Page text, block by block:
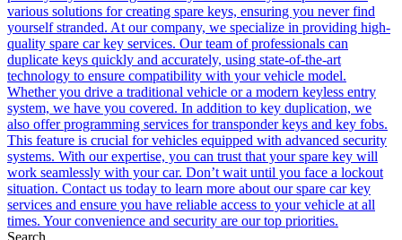
various solutions for creating spare keys, ensuring you never find
yourself stranded. At our company, we specialize in providing high-
quality spare car key services. Our team of professionals can
duplicate keys quickly and accurately, using state-of-the-art
technology to ensure compatibility with your vehicle model.
Whether you drive a traditional vehicle or a modern keyless entry
system, we have you covered. In addition to key duplication, we
also offer programming services for transponder keys and key fobs.
This feature is crucial for vehicles equipped with advanced security
systems. With our expertise, you can trust that your spare key will
work seamlessly with your car. Don’t wait until you face a lockout
situation. Contact us today to learn more about our spare car key
services and ensure you have reliable access to your vehicle at all
times. Your convenience and security are our top priorities.
Search